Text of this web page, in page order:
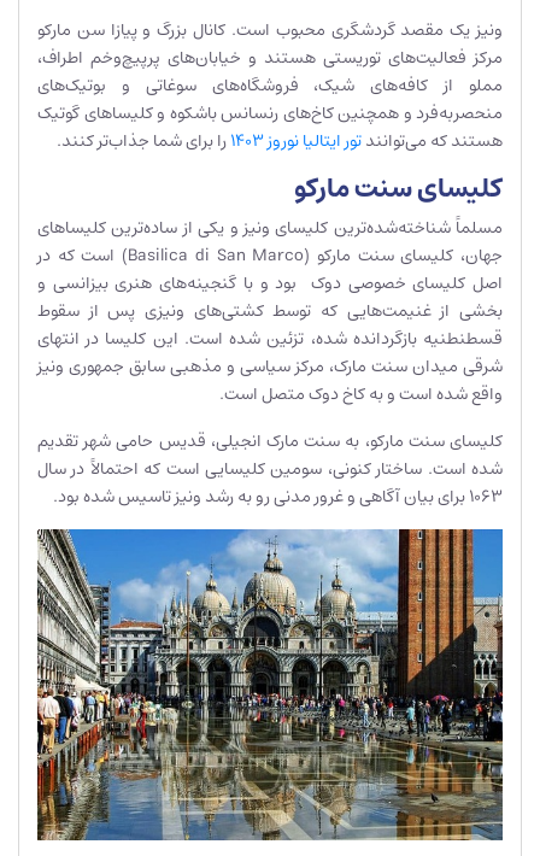
ونیز یک مقصد گردشگری محبوب است. کانال بزرگ و پیازا سن مارکو
مرکز فعالیت‌های توریستی هستند و خیابان‌های پرپیچ‌وخم اطراف،
مملو از کافه‌های شیک، فروشگاه‌های سوغاتی و بوتیک‌های
منحصربه‌فرد و همچنین کاخ‌های رنسانس باشکوه و کلیساهای گوتیک
هستند که می‌توانندتور ایتالیا نوروز 1403 را برای شما جذاب‌تر کنند.
کلیسای سنت مارکو
مسلماً شناخته‌شده‌ترین کلیسای ونیز و یکی از ساده‌ترین کلیساهای
جهان، کلیسای سنت مارکو (Basilica di San Marco) است که‌ در
اصل کلیسای خصوصی دوک بود و با گنجینه‌های هنری بیزانسی و
بخشی از غنیمت‌هایی که توسط کشتی‌های ونیزی پس از سقوط
قسطنطنیه بازگردانده شده، تزئین شده است. این کلیسا در انتهای
شرقی میدان سنت مارک، مرکز سیاسی و مذهبی سابق جمهوری ونیز
واقع شده است و به کاخ دوک متصل است.
کلیسای سنت مارکو، به سنت مارک انجیلی، قدیس حامی شهر تقدیم
شده است. ساختار کنونی، سومین کلیسایی است که احتمالاً در سال
1063 برای بیان آگاهی و غرور مدنی رو به رشد ونیز تاسیس شده بود.